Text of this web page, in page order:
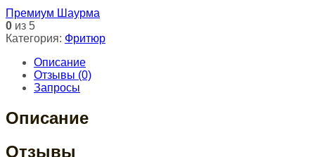
Премиум Шаурма
0 из 5
Категория: Фритюр
Описание
Отзывы (0)
Запросы
Описание
Отзывы